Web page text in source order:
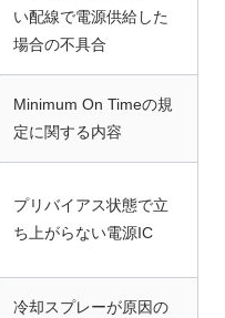
い配線で電源供給した
場合の不具合
Minimum On Timeの規
定に関する内容
プリバイアス状態で立
ち上がらない電源IC
冷却スプレーが原因の